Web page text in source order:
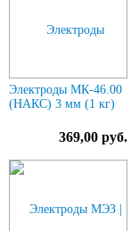
Электроды МК-46.00
(НАКС) 3 мм (1 кг)
369,00 руб.